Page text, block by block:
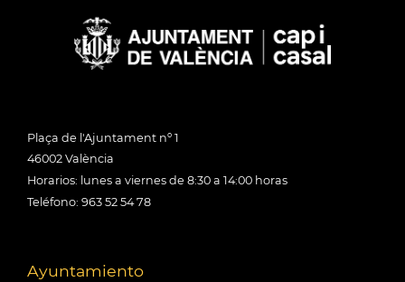
Plaça de l'Ajuntament nº 1
46002 València
Horarios: lunes a viernes de 8:30 a 14:00 horas
Teléfono: 963 52 54 78
Ayuntamiento